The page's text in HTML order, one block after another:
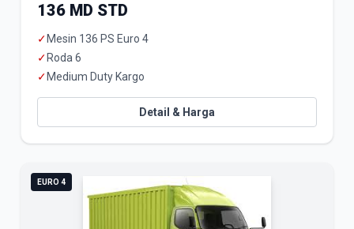
136 MD STD
✓ Mesin 136 PS Euro 4
✓ Roda 6
✓ Medium Duty Kargo
Detail & Harga
EURO 4